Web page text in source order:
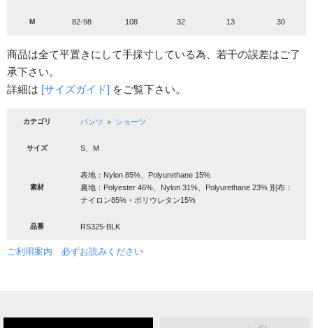
M 82-98 108 32 13 30
商品は全て平置きにして手採寸している為、若干の誤差はご了
承下さい。
詳細は [サイズガイド] をご覧下さい。
カテゴリ パンツ ＞ ショーツ
サイズ S、M
素材
表地：Nylon 85%、Polyurethane 15%
裏地：Polyester 46%、Nylon 31%、Polyurethane 23% 別布：
ナイロン85%・ポリウレタン15%
品番 RS325-BLK
ご利用案内 必ずお読みください